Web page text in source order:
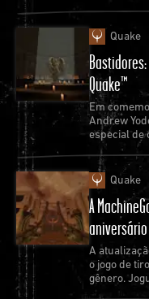
SC: Agradecemos
mais fases
das nossas telas!
JR: Agradeço por
seja a primeira vez
na capa da PC
Quake
Quake™
Em
Andrew
especial de
criado.
Quake
A
A
o jogo de
gênero.